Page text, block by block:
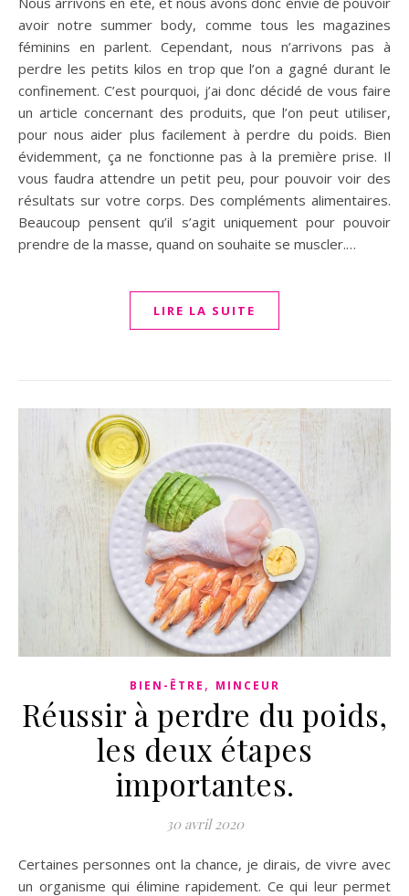
avoir notre summer body, comme tous les magazines
féminins en parlent. Cependant, nous n’arrivons pas à
perdre les petits kilos en trop que l’on a gagné durant le
confinement. C’est pourquoi, j’ai donc décidé de vous faire
un article concernant des produits, que l’on peut utiliser,
pour nous aider plus facilement à perdre du poids. Bien
évidemment, ça ne fonctionne pas à la première prise. Il
vous faudra attendre un petit peu, pour pouvoir voir des
résultats sur votre corps. Des compléments alimentaires.
Beaucoup pensent qu’il s’agit uniquement pour pouvoir
prendre de la masse, quand on souhaite se muscler.…
LIRE LA SUITE
BIEN-ÊTRE , MINCEUR
Réussir à perdre du poids,
les deux étapes
importantes.
30 avril 2020
Certaines personnes ont la chance, je dirais, de vivre avec
un organisme qui élimine rapidement. Ce qui leur permet